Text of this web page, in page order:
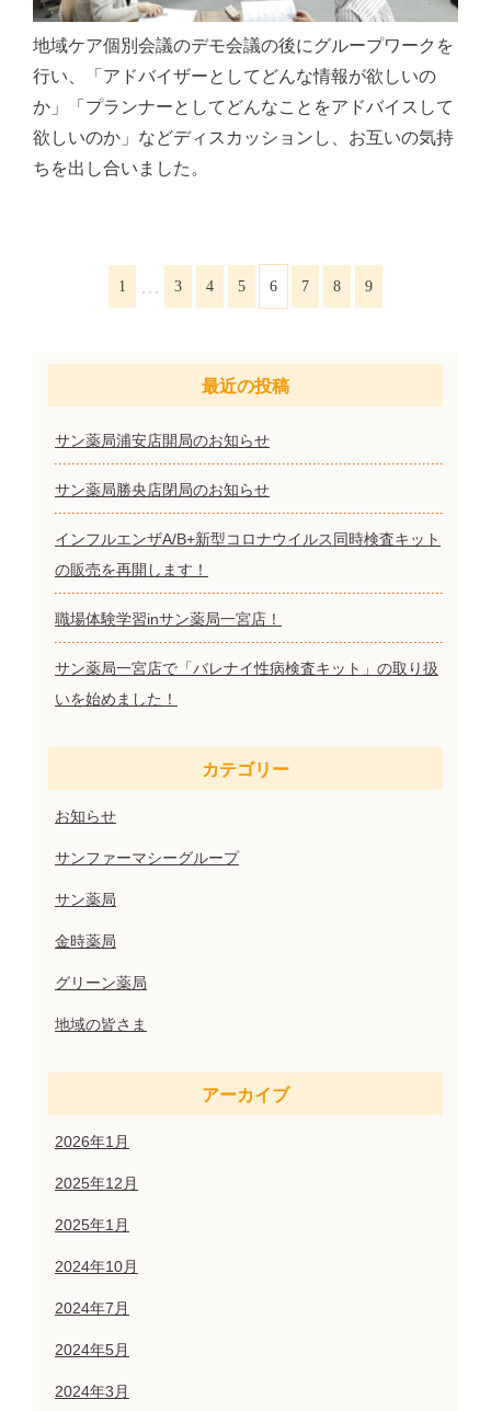
地域ケア個別会議のデモ会議の後にグループワークを
行い、「アドバイザーとしてどんな情報が欲しいの
か」「プランナーとしてどんなことをアドバイスして
欲しいのか」などディスカッションし、お互いの気持
ちを出し合いました。
1 … 3 4 5 6 7 8 9
最近の投稿
サン薬局浦安店開局のお知らせ
サン薬局勝央店閉局のお知らせ
インフルエンザA/B+新型コロナウイルス同時検査キット
の販売を再開します！
職場体験学習inサン薬局一宮店！
サン薬局一宮店で「バレナイ性病検査キット」の取り扱
いを始めました！
カテゴリー
お知らせ
サンファーマシーグループ
サン薬局
金時薬局
グリーン薬局
地域の皆さま
アーカイブ
2026年1月
2025年12月
2025年1月
2024年10月
2024年7月
2024年5月
2024年3月